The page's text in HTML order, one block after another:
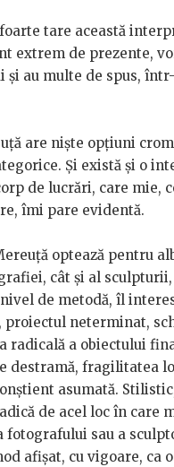
tare această
extrem de prezente,
și au multe de spus,
are niște opțiuni
Și există și o
de lucrări, care mie,
îmi pare evidentă.
optează pentru
cât și al
de metodă, îl
proiectul neterminat,
radicală a obiectului
destramă, fragilitatea
asumată.
de acel loc în care
fotografului sau a
afișat, cu vigoare, ca